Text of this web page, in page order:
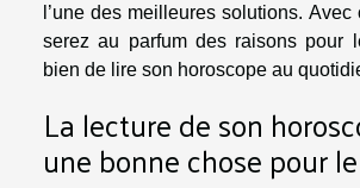
l’une des meilleures solutions.
serez au parfum des raisons pour
bien de lire son horoscope au
La lecture de son
une bonne chose pour